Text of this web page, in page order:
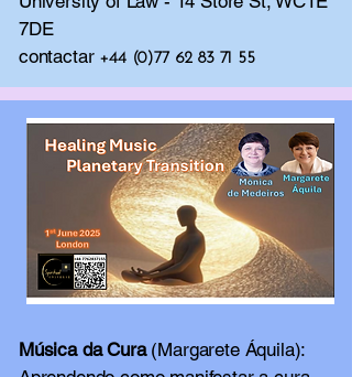
7DE
contactar +44 (0)77 62 83 71 55
Música da Cura (Margarete Áquila):